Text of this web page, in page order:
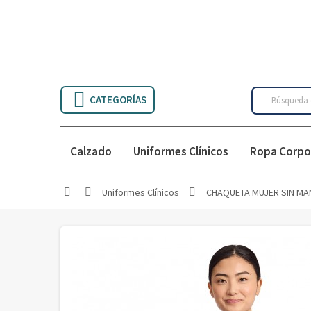
 CATEGORÍAS
Calzado Uniformes Clínicos Ropa
  Uniformes Clínicos  CHAQUETA MUJER SIN